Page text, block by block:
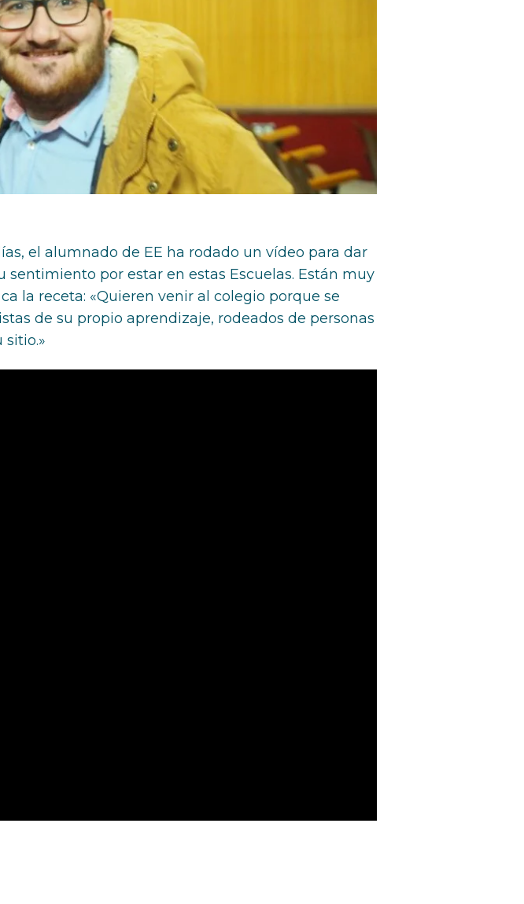
el alumnado de EE ha rodado un vídeo para dar
por estar en estas Escuelas. Están muy
la receta: «Quieren venir al colegio porque se
de su propio aprendizaje, rodeados de personas
sitio.»